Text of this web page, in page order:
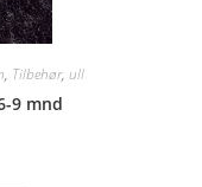
, Tilbehør, ull
9 mnd